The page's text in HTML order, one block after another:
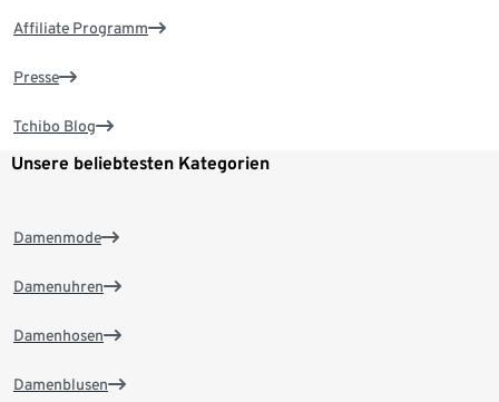
Affiliate Programm
Presse
Tchibo Blog
Unsere beliebtesten Kategorien
Damenmode
Damenuhren
Damenhosen
Damenblusen